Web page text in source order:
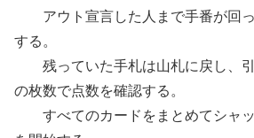
アウト宣言した人まで手番が回っ
する。
残っていた手札は山札に戻し、引
の枚数で点数を確認する。
すべてのカードをまとめてシャッ